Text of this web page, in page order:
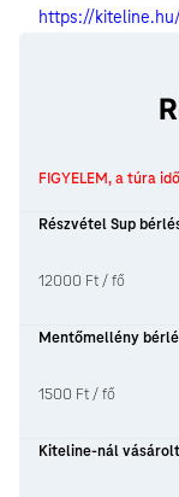
https://
FIGYELEM, a túra
Részvétel Sup
12000 Ft / fő
Mentőmellény
1500 Ft / fő
Kiteline-nál